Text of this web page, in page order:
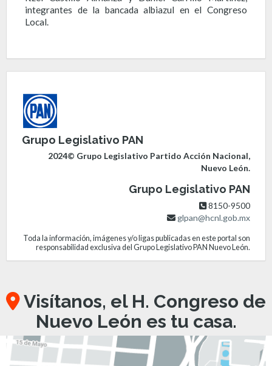
integrantes de la bancada albiazul en el Congreso
Local.
Grupo Legislativo PAN
2024© Grupo Legislativo Partido Acción Nacional,
Nuevo León.
Grupo Legislativo PAN
8150-9500
glpan@hcnl.gob.mx
Toda la información, imágenes y/o ligas publicadas en este portal son
responsabilidad exclusiva del Grupo Legislativo PAN Nuevo León.
Visítanos, el H. Congreso de
Nuevo León es tu casa.